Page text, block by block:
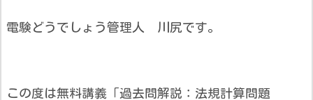
電験どうでしょう管理人 川尻です。
この度は無料講義「過去問解説：法規計算問題